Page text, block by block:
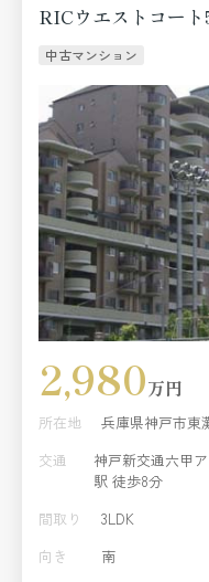
RICウエストコー
中古マンション
2,980万円
所在地
兵庫県神戸市東
交通
神戸新交通六甲
駅 徒歩8分
間取り
3LDK
向き
南